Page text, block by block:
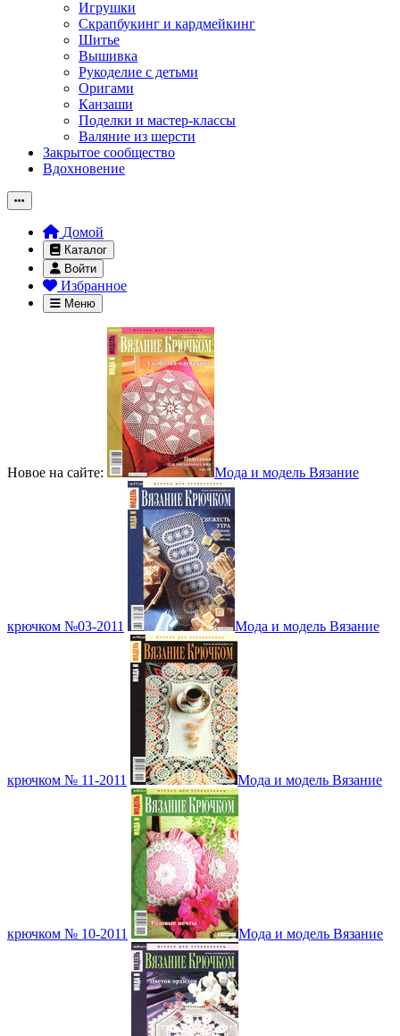
Игрушки
Скрапбукинг и кардмейкинг
Шитье
Вышивка
Рукоделие с детьми
Оригами
Канзаши
Поделки и мастер-классы
Валяние из шерсти
Закрытое сообщество
Вдохновение
Домой
Каталог
Войти
Избранное
Меню
Новое на сайте: Мода и модель Вязание
крючком №03-2011 Мода и модель Вязание
крючком № 11-2011 Мода и модель Вязание
крючком № 10-2011 Мода и модель Вязание